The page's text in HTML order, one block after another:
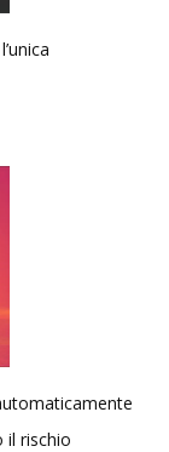
il rischio